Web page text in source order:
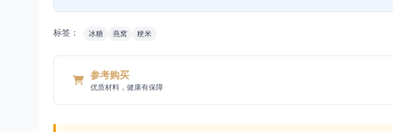
标签： 冰糖 燕窝 粳米
参考购买
优质材料，健康有保障